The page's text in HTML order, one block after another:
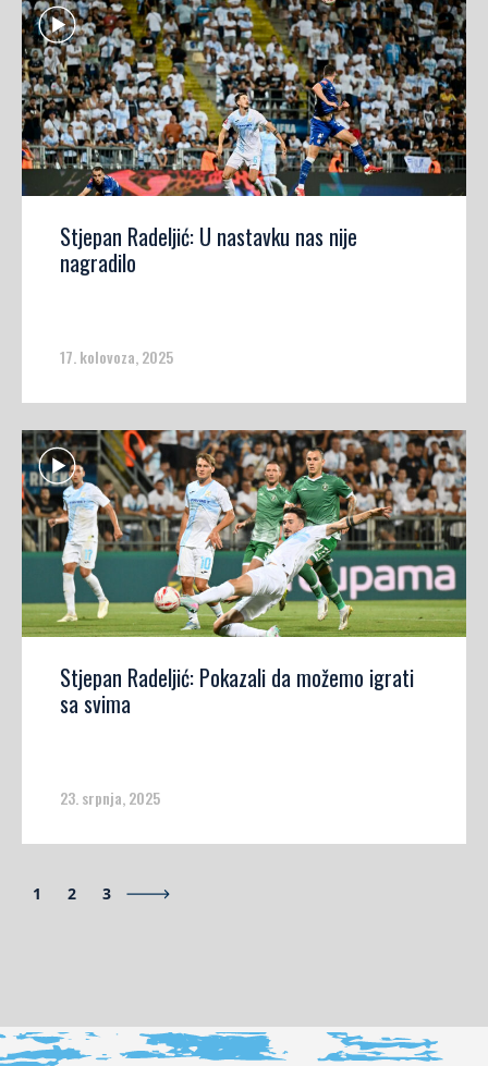
Stjepan Radeljić: U nastavku nas nije
nagradilo
17. kolovoza, 2025
Stjepan Radeljić: Pokazali da možemo igrati
sa svima
23. srpnja, 2025
1 2 3